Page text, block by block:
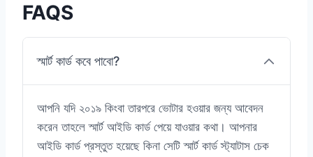
FAQS
স্মার্ট কার্ড কবে পাবো?
আপনি যদি ২০১৯ কিংবা তারপরে ভোটার হওয়ার জন্য আবেদন
করেন তাহলে স্মার্ট আইডি কার্ড পেয়ে যাওয়ার কথা। আপনার
আইডি কার্ড প্রস্তুত হয়েছে কিনা সেটি স্মার্ট কার্ড স্ট্যাটাস চেক